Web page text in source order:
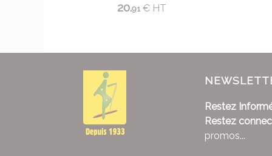
20.91 €HT
Restez
Restez
promos...